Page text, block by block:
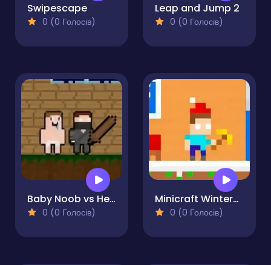
Swipescape
0 (0 Голосів)
Leap and Jump 2
0 (0 Голосів)
Baby Noob vs Heroman 2 Player
0 (0 Голосів)
Minicraft Winterblock
0 (0 Голосів)